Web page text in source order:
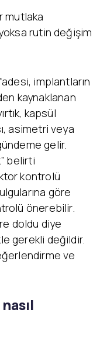
mutlaka
rutin değişim
implantların
kaynaklanan
kapsül
asimetri veya
gelir.
belirti
kontrolü
göre
önerebilir.
doldu diye
gerekli değildir.
ve